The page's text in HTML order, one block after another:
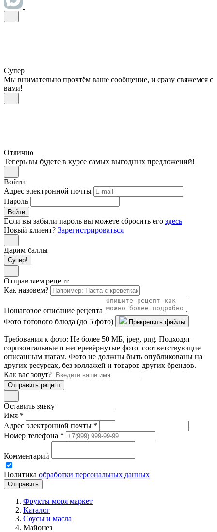
Супер
Мы внимательно прочтём ваше сообщение, и сразу свяжемся с
вами!
Отлично
Теперь вы будете в курсе самых выгодных предложений!
Войти
Адрес электронной почты
Пароль
Войти
Если вы забыли пароль вы можете сбросить его здесь
Новый клиент? Зарегистрироваться
Дарим баллы
Супер!
Отправляем рецепт
Как назовем?
Пошаговое описание рецепта
Фото готового блюда (до 5 фото)
Прикрепить файлы
Требования к фото: Не более 50 МБ, jpeg, png. Подходят
горизонтальные и неперевёрнутые фото, соответствующие
описанным шагам. Фото не должны быть опубликованы на
других ресурсах, без коллажей и товаров других брендов.
Как вас зовут?
Отправить рецепт
Оставить зявку
Имя *
Адрес электронной почты *
Номер телефона *
Комментарий
Политика обработки персональных данных
Фрукты моря маркет
Каталог
Соусы и масла
Майонез